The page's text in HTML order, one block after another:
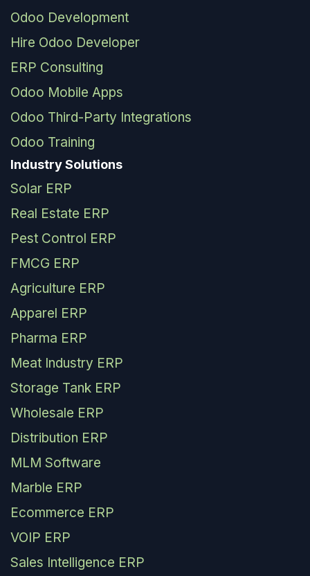
Odoo Development
Hire Odoo Developer
ERP Consulting
Odoo Mobile Apps
Odoo Third-Party Integrations
Odoo Training
Industry Solutions
Solar ERP
Real Estate ERP
Pest Control ERP
FMCG ERP
Agriculture ERP
Apparel ERP
Pharma ERP
Meat Industry ERP
Storage Tank ERP
Wholesale ERP
Distribution ERP
MLM Software
Marble ERP
Ecommerce ERP
VOIP ERP
Sales Intelligence ERP